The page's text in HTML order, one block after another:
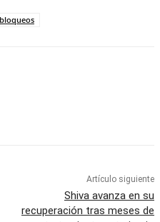
bloqueos
Artículo siguiente
Shiva avanza en su
recuperación tras meses de